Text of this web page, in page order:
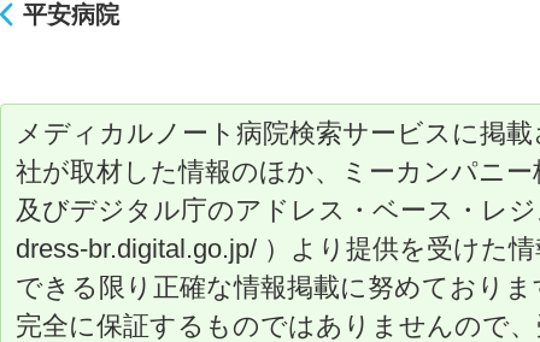
平安病院
メディカルノート病院検索サービスに掲
社が取材した情報のほか、ミーカンパニ
及びデジタル庁のアドレス・ベース・レ
dress-br.digital.go.jp/ ）より提供を受けた
できる限り正確な情報掲載に努めており
完全に保証するものではありませんので